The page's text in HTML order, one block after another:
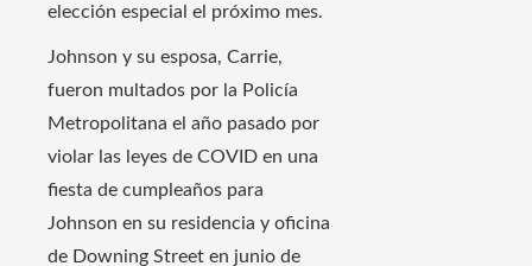
elección especial el próximo mes.
Johnson y su esposa, Carrie,
fueron multados por la Policía
Metropolitana el año pasado por
violar las leyes de COVID en una
fiesta de cumpleaños para
Johnson en su residencia y oficina
de Downing Street en junio de